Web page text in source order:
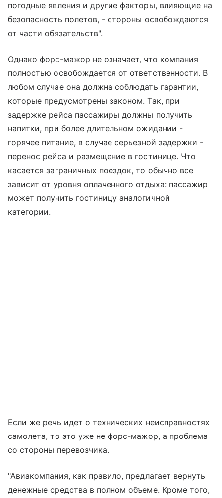
погодные явления и другие факторы, влияющие на
безопасность полетов, - стороны освобождаются
от части обязательств".
Однако форс-мажор не означает, что компания
полностью освобождается от ответственности. В
любом случае она должна соблюдать гарантии,
которые предусмотрены законом. Так, при
задержке рейса пассажиры должны получить
напитки, при более длительном ожидании -
горячее питание, в случае серьезной задержки -
перенос рейса и размещение в гостинице. Что
касается заграничных поездок, то обычно все
зависит от уровня оплаченного отдыха: пассажир
может получить гостиницу аналогичной
категории.
Если же речь идет о технических неисправностях
самолета, то это уже не форс-мажор, а проблема
со стороны перевозчика.
"Авиакомпания, как правило, предлагает вернуть
денежные средства в полном объеме. Кроме того,